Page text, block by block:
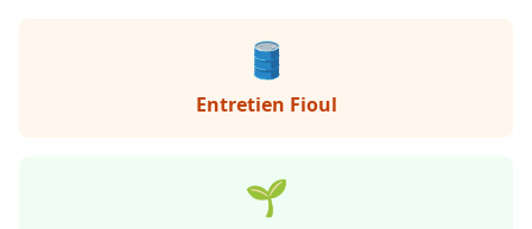
🛢️
Entretien Fioul
🌱